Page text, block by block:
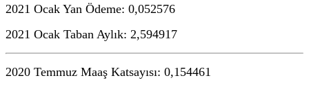
2021 Ocak Yan Ödeme: 0,052576
2021 Ocak Taban Aylık: 2,594917
2020 Temmuz Maaş Katsayısı: 0,154461